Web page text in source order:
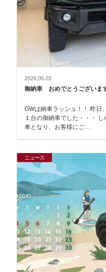
2026.05.03
御納車 おめでとうございま
GWは納車ラッシュ！！ 昨日、５月２日（土）は、かなりレアな
１台の御納車でした・・・ しかし、私のミスで２日遅れの御納
車となり、お客様にご…
ニュース